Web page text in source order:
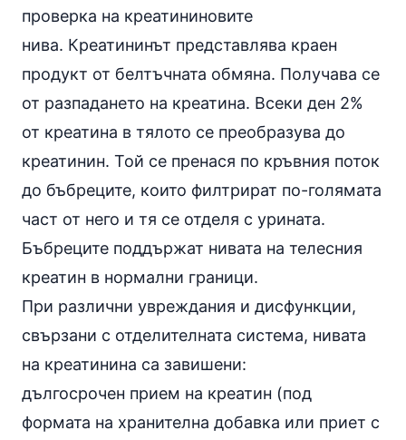
проверка на креатининовите
нива. Креатининът представлява краен
продукт от белтъчната обмяна. Получава се
от разпадането на креатина. Всеки ден 2%
от креатина в тялото се преобразува до
креатинин. Той се пренася по кръвния поток
до бъбреците, които филтрират по-голямата
част от него и тя се отделя с урината.
Бъбреците поддържат нивата на телесния
креатин в нормални граници.
При различни увреждания и дисфункции,
свързани с отделителната система, нивата
на креатинина са завишени:
дългосрочен прием на креатин (под
формата на хранителна добавка или приет с